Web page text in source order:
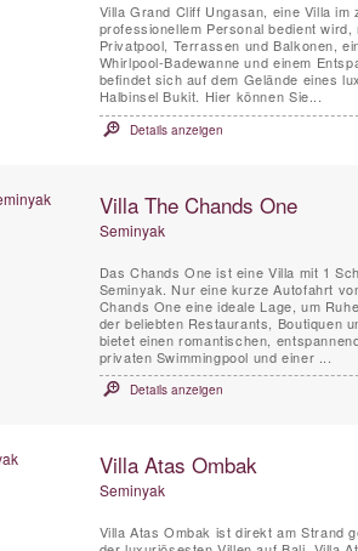
Villa Grand Cliff Ungasan, eine Villa
professionellem Personal bedient
Privatpool, Terrassen und Balkonen,
Whirlpool-Badewanne und einem
befindet sich auf dem Gelände eines
Halbinsel Bukit. Hier können Sie...
Details anzeigen
Villa The Chands One
Seminyak
Das Chands One ist eine Villa mit 1
Seminyak. Nur eine kurze Autofahrt
Chands One eine ideale Lage, um
der beliebten Restaurants, Boutiquen
bietet einen romantischen,
privaten Swimmingpool und einer ...
Details anzeigen
Villa Atas Ombak
Seminyak
Villa Atas Ombak ist direkt am Strand